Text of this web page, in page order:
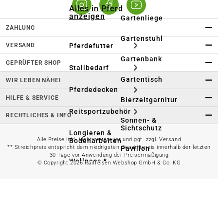
Alles in Pferd
anzeigen
Pferdefutter
Stallbedarf
Pferdedecken
Reitsportzubehör
Longieren &
Bodenarbeiten
Wellness &
Gartenliege
Gartenstuhl
Gartenbank
Gartentisch
Bierzeltgarnitur
Sonnen- &
Sichtschutz
Pavillon
ZAHLUNG
VERSAND
GEPRÜFTER SHOP
WIR LEBEN NÄHE!
HILFE & SERVICE
RECHTLICHES & INFO
Alle Preise inkl. Mehrwertsteuer und ggf. zzgl. Versand
** Streichpreis entspricht dem niedrigsten Gesamtpreis innerhalb der letzten
30 Tage vor Anwendung der Preisermäßigung
© Copyright 2026 Raiffeisen Webshop GmbH & Co. KG